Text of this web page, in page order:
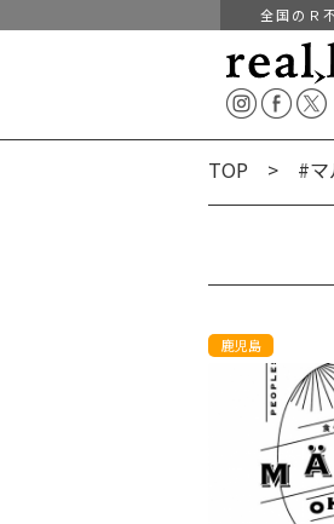
全国の
TOP > #マ
鹿児島